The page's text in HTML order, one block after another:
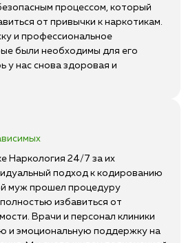
процессом, который
от привычки к наркотикам.
и профессиональное
были необходимы для его
у нас снова здоровая и
Наркология 24/7 за их
подход к кодированию
муж прошел процедуру
избавиться от
Врачи и персонал клиники
и эмоциональную поддержку на